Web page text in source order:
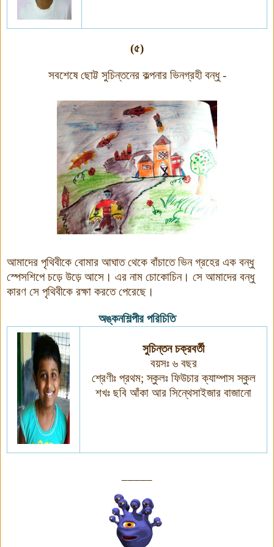
(৫)
সবশেষে ছোট্ট সুচিন্তনের কল্পনার ভিনগ্রহী বন্ধু -
আমাদের পৃথিবীকে বোমার আঘাত থেকে বাঁচাতে ভিন গ্রহের এক বন্ধু
স্পেসশিপে চড়ে উড়ে আসে। এর নাম চোকোচিন। সে আমাদের বন্ধু
কারণ সে পৃথিবীকে রক্ষা করতে পেরেছে।
অঙ্কনশিল্পীর পরিচিতি
সুচিন্তন চক্রবর্তী
বয়সঃ ৬ বছর
শ্রেণীঃ প্রথম;স্কুলঃ ফিউচার ক্যাম্পাস স্কুল
শখঃ ছবি আঁকা আর সিন্থেসাইজার বাজানো